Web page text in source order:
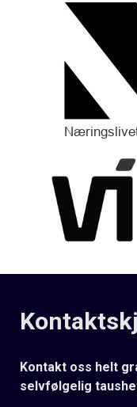
Kontakt oss helt
selvfølgelig